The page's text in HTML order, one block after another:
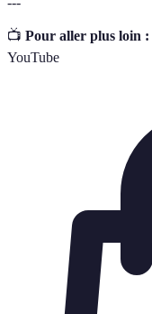
📺 Pour aller plus loin :
YouTube